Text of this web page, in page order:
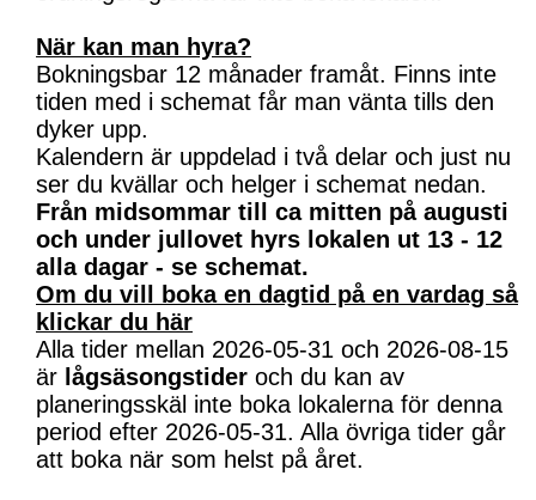
När kan man hyra?
Bokningsbar 12 månader framåt. Finns inte
tiden med i schemat får man vänta tills den
dyker upp.
Kalendern är uppdelad i två delar och just nu
ser du kvällar och helger i schemat nedan.
Från midsommar till ca mitten på augusti
och under jullovet hyrs lokalen ut 13 - 12
alla dagar - se schemat.
Om du vill boka en dagtid på en vardag så
klickar du här
Alla tider mellan 2026-05-31 och 2026-08-15
är lågsäsongstider och du kan av
planeringsskäl inte boka lokalerna för denna
period efter 2026-05-31. Alla övriga tider går
att boka när som helst på året.